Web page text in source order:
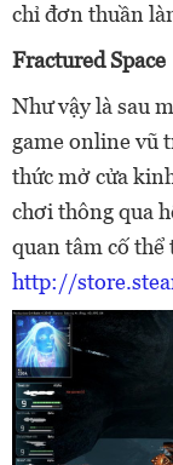
chỉ đơn thuần
Fractured Space
Như vậy là sau
game online vũ
thức mở cửa
chơi thông qua
quan tâm cố thể
http://